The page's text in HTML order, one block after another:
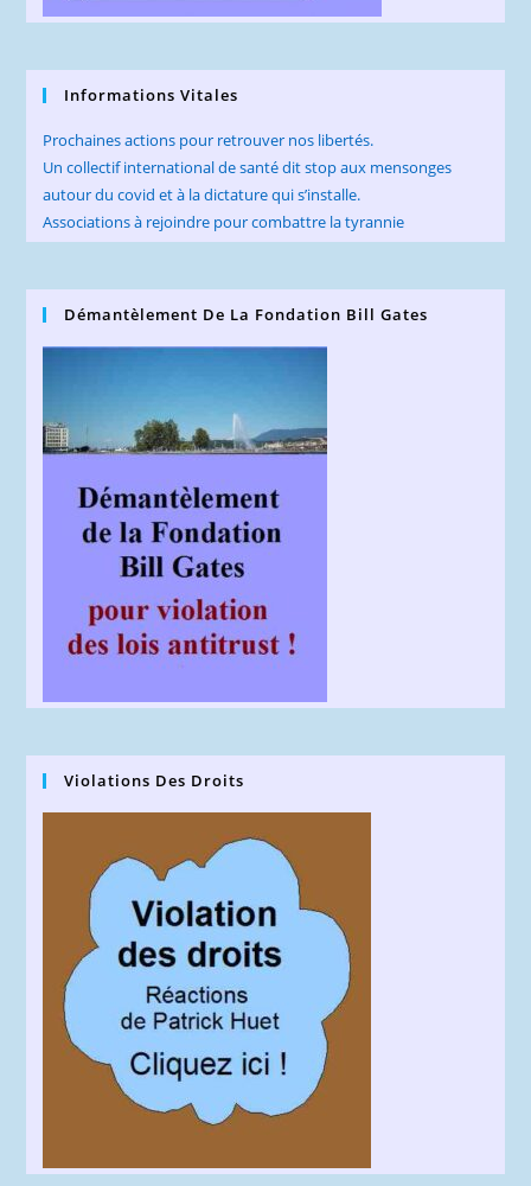
Informations Vitales
Prochaines actions pour retrouver nos libertés.
Un collectif international de santé dit stop aux mensonges
autour du covid et à la dictature qui s’installe.
Associations à rejoindre pour combattre la tyrannie
Démantèlement De La Fondation Bill Gates
Violations Des Droits